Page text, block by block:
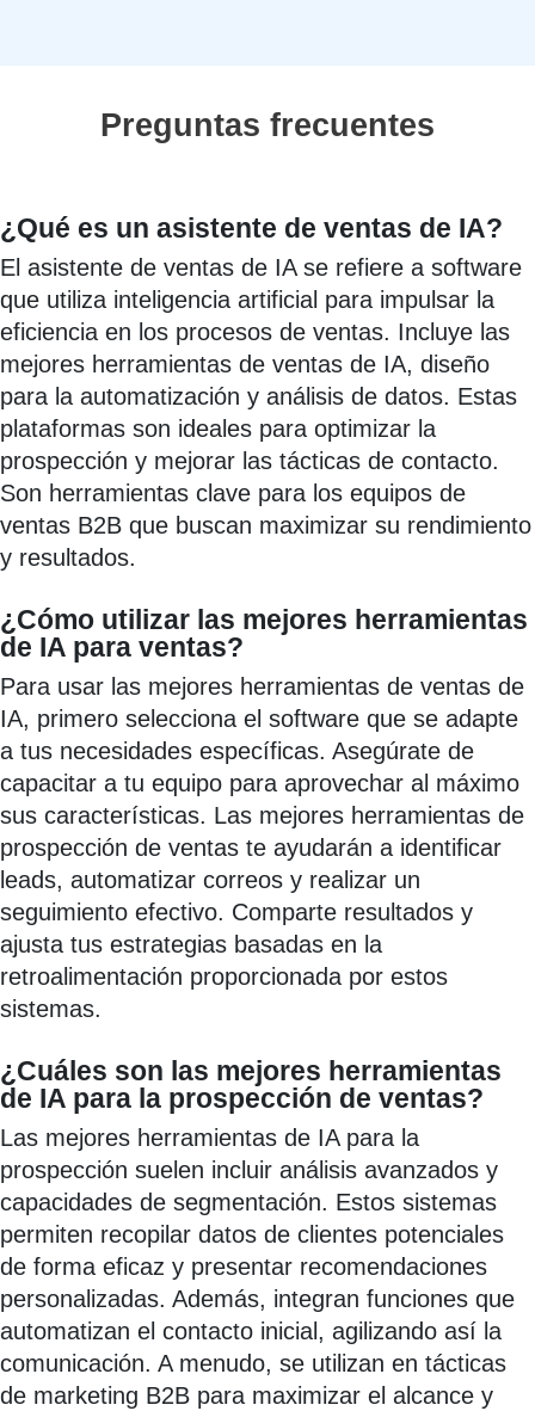
Preguntas frecuentes
¿Qué es un asistente de ventas de IA?
El asistente de ventas de IA se refiere a software
que utiliza inteligencia artificial para impulsar la
eficiencia en los procesos de ventas. Incluye las
mejores herramientas de ventas de IA, diseño
para la automatización y análisis de datos. Estas
plataformas son ideales para optimizar la
prospección y mejorar las tácticas de contacto.
Son herramientas clave para los equipos de
ventas B2B que buscan maximizar su rendimiento
y resultados.
¿Cómo utilizar las mejores herramientas
de IA para ventas?
Para usar las mejores herramientas de ventas de
IA, primero selecciona el software que se adapte
a tus necesidades específicas. Asegúrate de
capacitar a tu equipo para aprovechar al máximo
sus características. Las mejores herramientas de
prospección de ventas te ayudarán a identificar
leads, automatizar correos y realizar un
seguimiento efectivo. Comparte resultados y
ajusta tus estrategias basadas en la
retroalimentación proporcionada por estos
sistemas.
¿Cuáles son las mejores herramientas
de IA para la prospección de ventas?
Las mejores herramientas de IA para la
prospección suelen incluir análisis avanzados y
capacidades de segmentación. Estos sistemas
permiten recopilar datos de clientes potenciales
de forma eficaz y presentar recomendaciones
personalizadas. Además, integran funciones que
automatizan el contacto inicial, agilizando así la
comunicación. A menudo, se utilizan en tácticas
de marketing B2B para maximizar el alcance y